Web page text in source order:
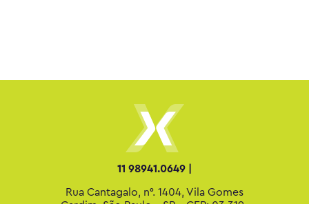
11 98941.0649 |
Rua Cantagalo, n°. 1404, Vila Gomes